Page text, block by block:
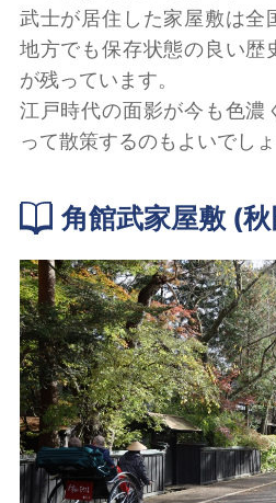
武士が居住した家屋敷は全
地方でも保存状態の良い歴
が残っています。
江戸時代の面影が今も色濃
って散策するのもよいでしょ
角館武家屋敷 (